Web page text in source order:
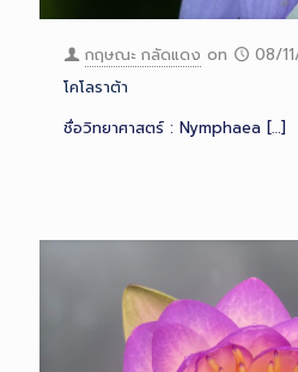
กฤษณะ กลัดแดง on
08/
โคโลราต้า
ชื่อวิทยาศาสตร์ : Nymphaea […]